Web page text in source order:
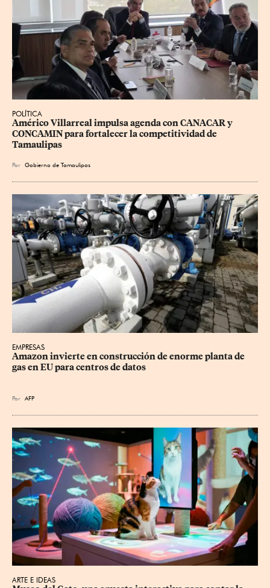
POLÍTICA
Américo Villarreal impulsa agenda con CANACAR y
CONCAMIN para fortalecer la competitividad de
Tamaulipas
Por Gobierno de Tamaulipas
EMPRESAS
Amazon invierte en construcción de enorme planta de
gas en EU para centros de datos
Por AFP
ARTE E IDEAS